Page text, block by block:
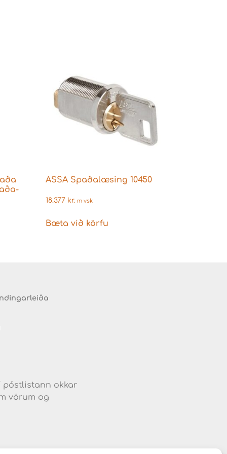
ASSA Spaðalæsing 10450
18.377 kr. m vsk
Bæta við körfu
póstlistann okkar
vörum og